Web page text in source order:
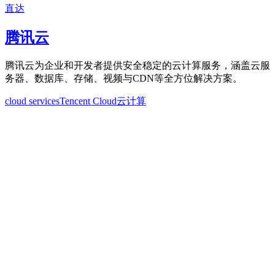
直达
腾讯云
腾讯云为企业和开发者提供安全稳定的云计算服务，涵盖云服
务器、数据库、存储、视频与CDN等全方位解决方案。
cloud servicesTencent Cloud云计算